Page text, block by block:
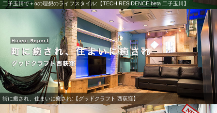
二子玉川で＋αの理想のライフスタイル:【TECH RESIDENCE beta 二子玉川】
街に癒され、住まいに癒され:【グッドクラフト 西荻窪】